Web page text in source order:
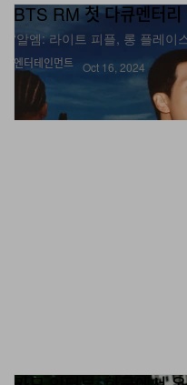
엔터테인먼트
BTS RM 첫 다큐멘터리
‘알엠: 라이트 피플, 롱 플레이
Oct 16, 2024